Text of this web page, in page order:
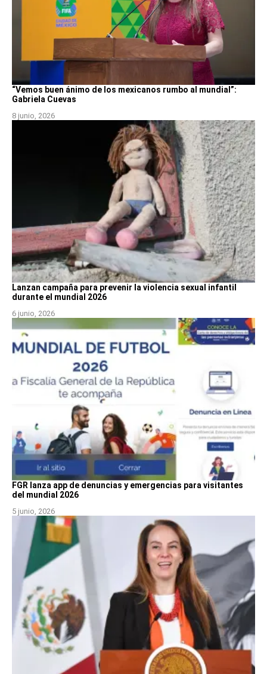
“Vemos buen ánimo de los mexicanos rumbo al mundial”:
Gabriela Cuevas
8 junio, 2026
Lanzan campaña para prevenir la violencia sexual infantil
durante el mundial 2026
6 junio, 2026
FGR lanza app de denuncias y emergencias para visitantes
del mundial 2026
5 junio, 2026